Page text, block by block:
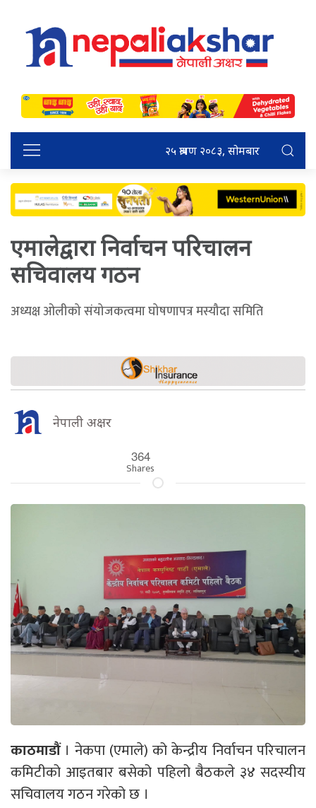
२५ श्रावण २०८३, सोमबार
एमालेद्वारा निर्वाचन परिचालन
सचिवालय गठन
अध्यक्ष ओलीको संयोजकत्वमा घोषणापत्र मस्यौदा समिति
नेपाली अक्षर
364
Shares
काठमाडौं । नेकपा (एमाले) को केन्द्रीय निर्वाचन परिचालन
कमिटीको आइतबार बसेको पहिलो बैठकले ३४ सदस्यीय
सचिवालय गठन गरेको छ ।